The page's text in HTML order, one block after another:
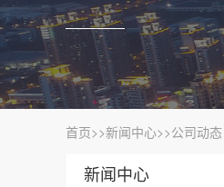
首页>>新闻中心>>公司动态
新闻中心